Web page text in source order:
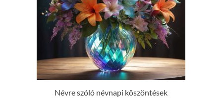
Névre szóló névnapi köszöntések